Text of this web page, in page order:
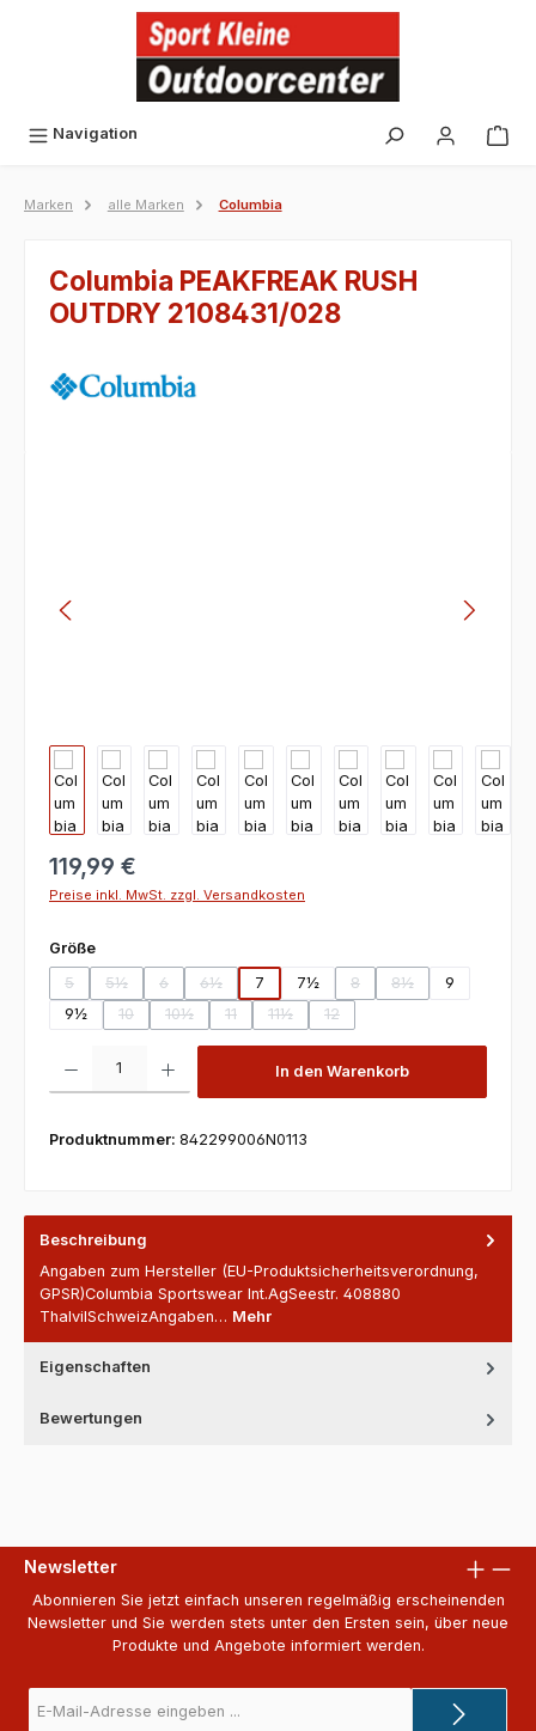
Navigation
Marken alle Marken Columbia
Columbia PEAKFREAK RUSH
OUTDRY 2108431/028
119,99 €
Preise inkl. MwSt. zzgl. Versandkosten
Größeauswählen
5
(Diese Option ist zurzeit nicht verfügbar.)
5½
(Diese Option ist zurzeit nicht verfügbar.)
6
(Diese Option ist zurzeit nicht verfügbar.)
6½
(Diese Option ist zurzeit nicht verfügbar.)
7 7½ 8
(Diese Option ist zurzeit
8½
(Diese Option ist
9
9½
10
(Diese Option ist zurzeit nicht verfügbar.)
10½
(Diese Option ist zurzeit nicht verfügbar.)
11
(Diese Option ist zurzeit nicht verfügbar.)
11½
(Diese Option ist zurzeit nicht
12
(Diese Option ist zurzeit nicht
Produkt Anzahl: Gib den gewünschten Wert ein oder benutze die
In den Warenkorb
Produktnummer: 842299006N0113
Beschreibung
Angaben zum Hersteller (EU-Produktsicherheitsverordnung,
GPSR)Columbia Sportswear Int.AgSeestr. 408880
ThalvilSchweizAngaben… Mehr
Eigenschaften
Bewertungen
Newsletter
Abonnieren Sie jetzt einfach unseren regelmäßig erscheinenden
Newsletter und Sie werden stets unter den Ersten sein, über neue
Produkte und Angebote informiert werden.
Mail-